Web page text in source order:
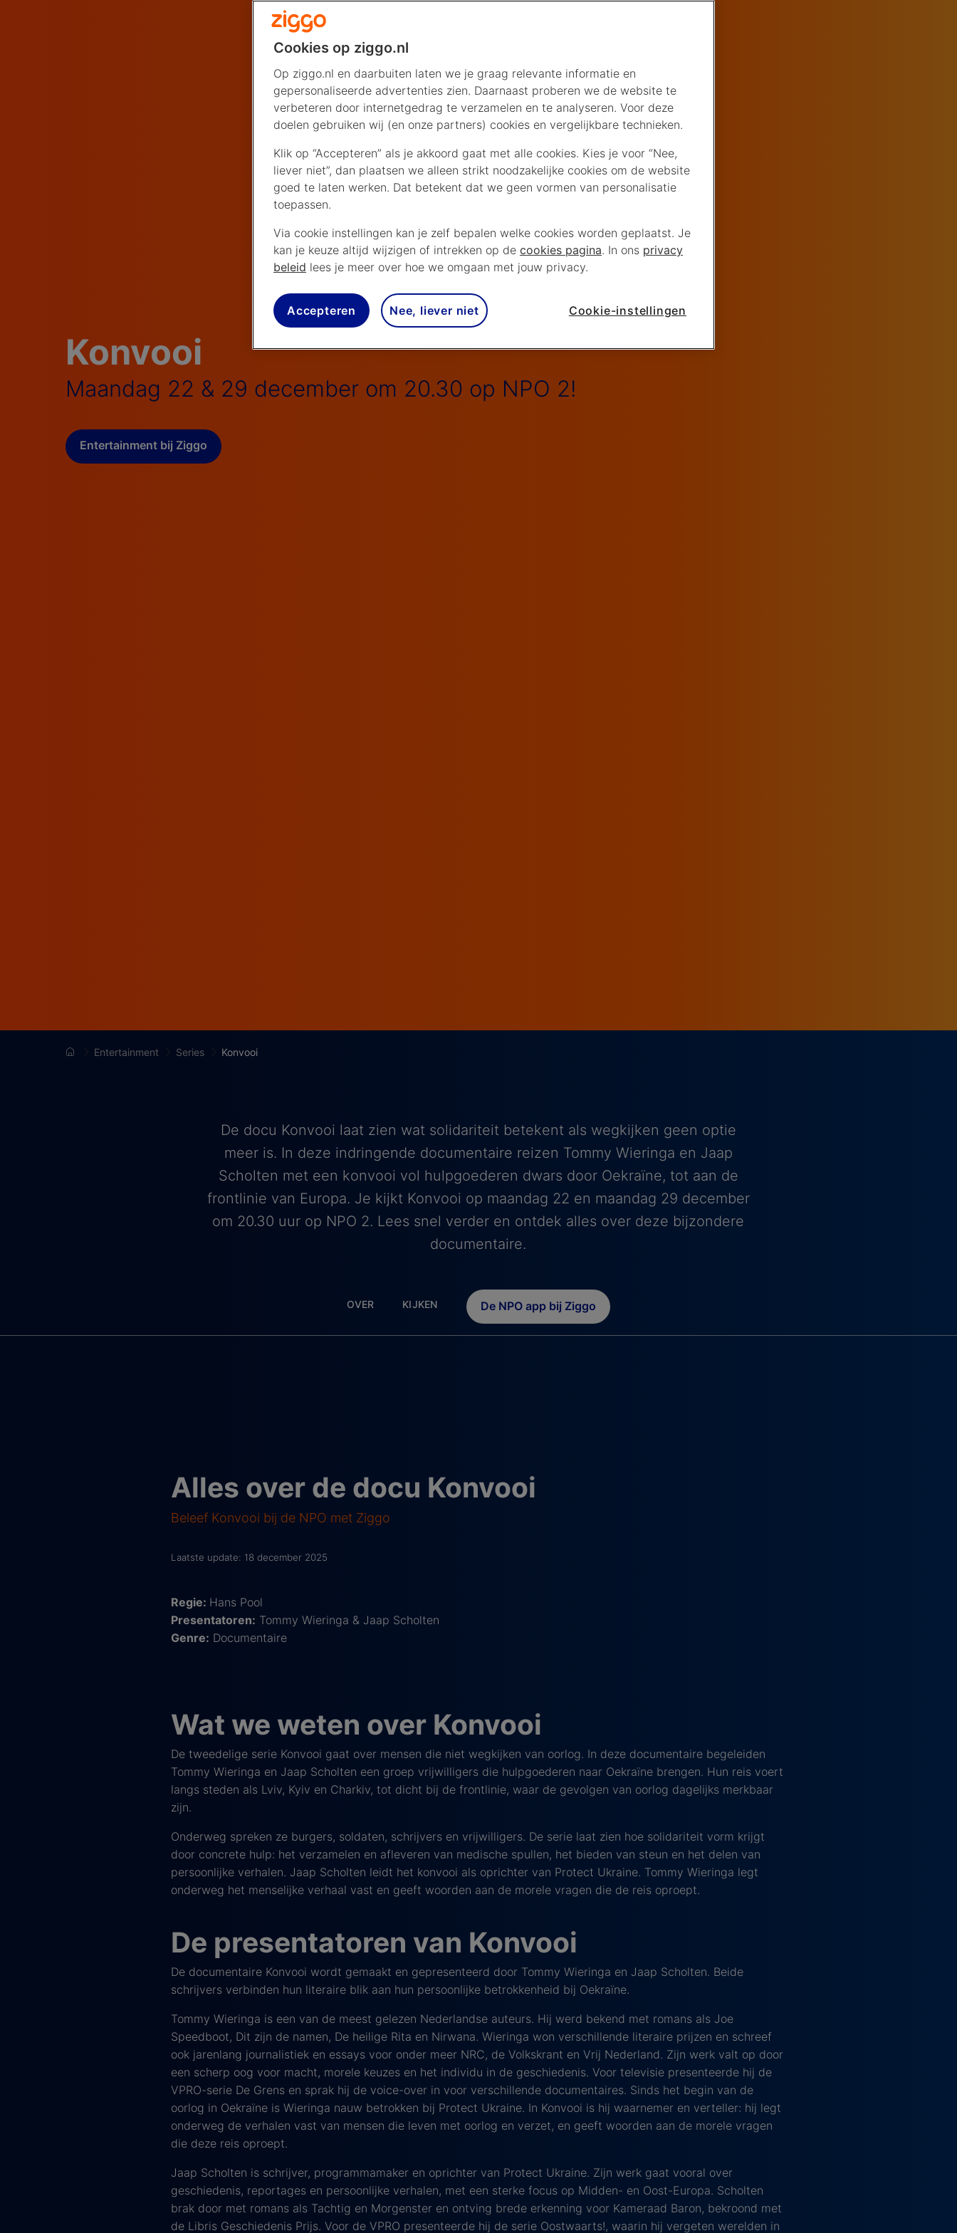
Konvooi
Maandag 22 & 29 december om 20.30 op NPO 2!
Entertainment bij Ziggo
Entertainment Series Konvooi
De docu Konvooi laat zien wat solidariteit betekent als wegkijken geen optie
meer is. In deze indringende documentaire reizen Tommy Wieringa en Jaap
Scholten met een konvooi vol hulpgoederen dwars door Oekraïne, tot aan de
frontlinie van Europa. Je kijkt Konvooi op maandag 22 en maandag 29 december
om 20.30 uur op NPO 2. Lees snel verder en ontdek alles over deze bijzondere
documentaire.
OVER KIJKEN De NPO app bij Ziggo
Alles over de docu Konvooi
Beleef Konvooi bij de NPO met Ziggo
Laatste update: 18 december 2025
Regie: Hans Pool
Presentatoren: Tommy Wieringa & Jaap Scholten
Genre: Documentaire
Wat we weten over Konvooi
De tweedelige serie Konvooi gaat over mensen die niet wegkijken van oorlog. In deze documentaire begeleiden
Tommy Wieringa en Jaap Scholten een groep vrijwilligers die hulpgoederen naar Oekraïne brengen. Hun reis voert
langs steden als Lviv, Kyiv en Charkiv, tot dicht bij de frontlinie, waar de gevolgen van oorlog dagelijks merkbaar
zijn.
Onderweg spreken ze burgers, soldaten, schrijvers en vrijwilligers. De serie laat zien hoe solidariteit vorm krijgt
door concrete hulp: het verzamelen en afleveren van medische spullen, het bieden van steun en het delen van
persoonlijke verhalen. Jaap Scholten leidt het konvooi als oprichter van Protect Ukraine. Tommy Wieringa legt
onderweg het menselijke verhaal vast en geeft woorden aan de morele vragen die de reis oproept.
De presentatoren van Konvooi
De documentaire Konvooi wordt gemaakt en gepresenteerd door Tommy Wieringa en Jaap Scholten. Beide
schrijvers verbinden hun literaire blik aan hun persoonlijke betrokkenheid bij Oekraïne.
Tommy Wieringa is een van de meest gelezen Nederlandse auteurs. Hij werd bekend met romans als Joe
Speedboot, Dit zijn de namen, De heilige Rita en Nirwana. Wieringa won verschillende literaire prijzen en schreef
ook jarenlang journalistiek en essays voor onder meer NRC, de Volkskrant en Vrij Nederland. Zijn werk valt op door
een scherp oog voor macht, morele keuzes en het individu in de geschiedenis. Voor televisie presenteerde hij de
VPRO-serie De Grens en sprak hij de voice-over in voor verschillende documentaires. Sinds het begin van de
oorlog in Oekraïne is Wieringa nauw betrokken bij Protect Ukraine. In Konvooi is hij waarnemer en verteller: hij legt
onderweg de verhalen vast van mensen die leven met oorlog en verzet, en geeft woorden aan de morele vragen
die deze reis oproept.
Jaap Scholten is schrijver, programmamaker en oprichter van Protect Ukraine. Zijn werk gaat vooral over
geschiedenis, reportages en persoonlijke verhalen, met een sterke focus op Midden- en Oost-Europa. Scholten
brak door met romans als Tachtig en Morgenster en ontving brede erkenning voor Kameraad Baron, bekroond met
de Libris Geschiedenis Prijs. Voor de VPRO presenteerde hij de serie Oostwaarts!, waarin hij vergeten werelden in
Cookies op ziggo.nl
Op ziggo.nl en daarbuiten laten we je graag relevante informatie en
gepersonaliseerde advertenties zien. Daarnaast proberen we de website te
verbeteren door internetgedrag te verzamelen en te analyseren. Voor deze
doelen gebruiken wij (en onze partners) cookies en vergelijkbare technieken.
Klik op “Accepteren” als je akkoord gaat met alle cookies. Kies je voor “Nee,
liever niet”, dan plaatsen we alleen strikt noodzakelijke cookies om de website
goed te laten werken. Dat betekent dat we geen vormen van personalisatie
toepassen.
Via cookie instellingen kan je zelf bepalen welke cookies worden geplaatst. Je
kan je keuze altijd wijzigen of intrekken op de cookies pagina. In ons privacy
beleid lees je meer over hoe we omgaan met jouw privacy.
Accepteren Nee, liever niet Cookie-instellingen